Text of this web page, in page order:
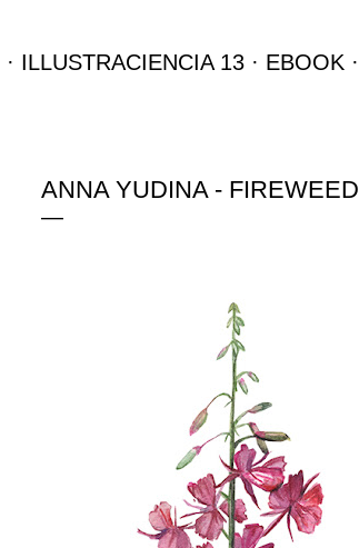
ILLUSTRACIENCIA 13 EBOOK
ANNA YUDINA - FIREWEED